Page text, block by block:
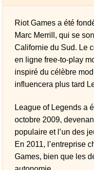
Riot Games a été
Marc Merrill, qui se
Californie du Sud. Le
en ligne free-to-play
inspiré du célèbre
influencera plus tard
League of Legends a
octobre 2009,
populaire et l’un des
En 2011, l’entreprise
Games, bien que les